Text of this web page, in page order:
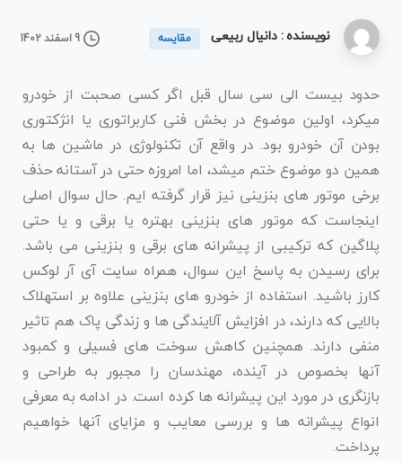
نویسنده : دانیال ربیعی مقایسه 9 اسفند 1402
حدود بیست الی سی سال قبل اگر کسی صحبت از خودرو
میکرد، اولین موضوع در بخش فنی کاربراتوری یا انژکتوری
بودن آن خودرو بود. در واقع آن تکنولوژی در ماشین ها به
همین دو موضوع ختم میشد، اما امروزه حتی در آستانه حذف
برخی موتور های بنزینی نیز قرار گرفته ایم. حال سوال اصلی
اینجاست که موتور های بنزینی بهتره یا برقی و یا حتی
پلاگین که ترکیبی از پیشرانه های برقی و بنزینی می باشد.
برای رسیدن به پاسخ این سوال، همراه سایت آی آر لوکس
کارز باشید. استفاده از خودرو های بنزینی علاوه بر استهلاک
بالایی که دارند، در افزایش آلایندگی ها و زندگی پاک هم تاثیر
منفی دارند. همچنین کاهش سوخت های فسیلی و کمبود
آنها بخصوص در آینده، مهندسان را مجبور به طراحی و
بازنگری در مورد این پیشرانه ها کرده است. در ادامه به معرفی
انواع پیشرانه ها و بررسی معایب و مزایای آنها خواهیم
پرداخت.